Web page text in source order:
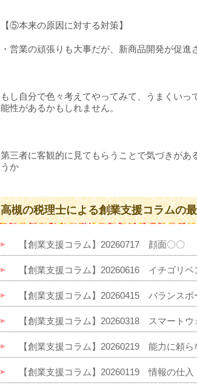
【⑤本来の原因に対する対策】
・営業の頑張りも大事だが、新商品開発が促進
もし自分で色々考えてやってみて、うまくい
能性があるかもしれません。
第三者に客観的に見てもらうことで気づきがあ
うか
高槻の税理士による創業支援コラムの
【創業支援コラム】20260717 顔面〇〇
【創業支援コラム】20260616 イチゴリベ
【創業支援コラム】20260415 バランスボ
【創業支援コラム】20260318 スマート
【創業支援コラム】20260219 能力に頼ら
【創業支援コラム】20260119 情報の仕入